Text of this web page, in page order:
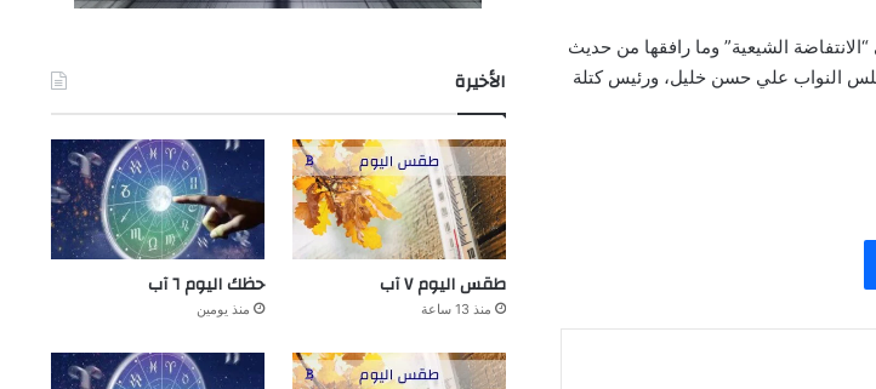
الشيعية” وما رافقها من حديث
النواب علي حسن خليل، ورئيس كتلة
الأخيرة
طقس اليوم ٧ آب
منذ 13 ساعة
حظك اليوم ٦ آب
منذ يومين